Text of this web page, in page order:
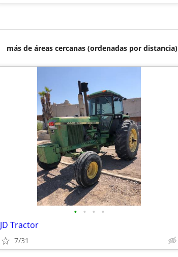
más de áreas cercanas (ordenadas por distancia)
• • • •
JD Tractor
7/31